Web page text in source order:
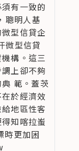
有一致的
聰明人基
型信貸企
微型信貸
構。這三
上卻不夠
範。蓋茨
於經濟效
地區性客
知喀拉蚩
時更加困